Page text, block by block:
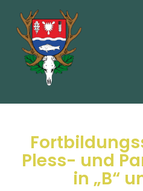
Pless- und
in „B“